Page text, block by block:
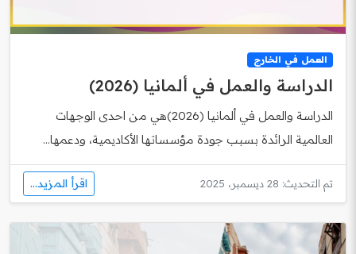
العمل في الخارج
الدراسة والعمل في ألمانيا (2026)
الدراسة والعمل في ألمانيا (2026)هي من احدى الوجهات
العالمية الرائدة بسبب جودة مؤسساتها الأكاديمية، ودعمها...
تم التحديث: 28 ديسمبر، 2025 اقرأ المزيد...